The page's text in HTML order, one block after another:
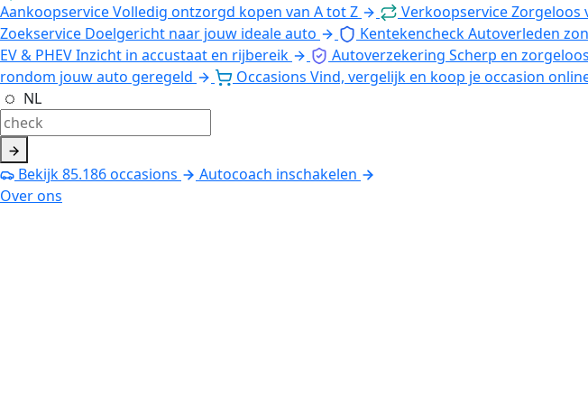
AankoopserviceVolledig ontzorgd kopen van A tot Z VerkoopserviceZorgeloos
Zoekservice Doelgericht naar jouw ideale auto KentekencheckAutoverleden
EV & PHEVInzicht in accustaat en rijbereik Autoverzekering Scherp en
rondom jouw auto geregeld
Occasions Vind, vergelijk en koop je occasion
NL
Bekijk85.186occasions
Autocoach inschakelen
Over ons